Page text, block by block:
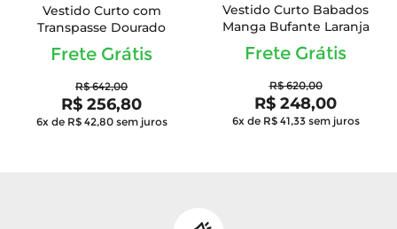
Vestido Curto com
Transpasse Dourado
Frete Grátis
R$ 642,00
R$ 256,80
6x de R$ 42,80 sem juros
Vestido Curto Babados
Manga Bufante Laranja
Frete Grátis
R$ 620,00
R$ 248,00
6x de R$ 41,33 sem juros